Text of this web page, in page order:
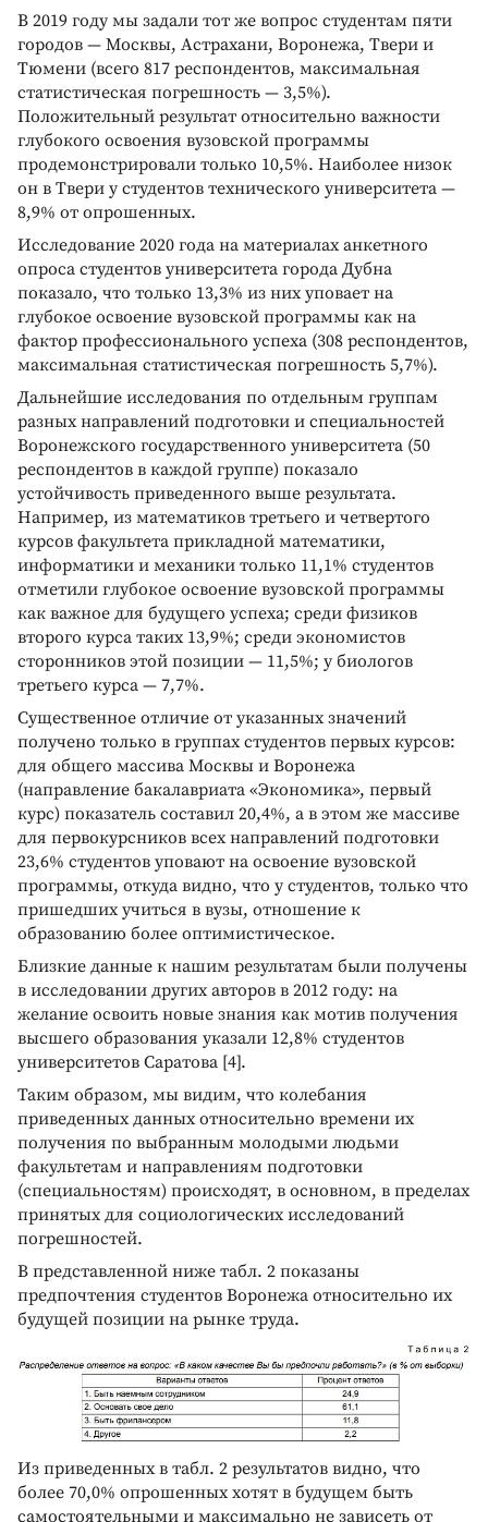
В 2019 году мы задали тот же вопрос студентам пяти
городов — Москвы, Астрахани, Воронежа, Твери и
Тюмени (всего 817 респондентов, максимальная
статистическая погрешность — 3,5%).
Положительный результат относительно важности
глубокого освоения вузовской программы
продемонстрировали только 10,5%. Наиболее низок
он в Твери у студентов технического университета —
8,9% от опрошенных.
Исследование 2020 года на материалах анкетного
опроса студентов университета города Дубна
показало, что только 13,3% из них уповает на
глубокое освоение вузовской программы как на
фактор профессионального успеха (308 респондентов,
максимальная статистическая погрешность 5,7%).
Дальнейшие исследования по отдельным группам
разных направлений подготовки и специальностей
Воронежского государственного университета (50
респондентов в каждой группе) показало
устойчивость приведенного выше результата.
Например, из математиков третьего и четвертого
курсов факультета прикладной математики,
информатики и механики только 11,1% студентов
отметили глубокое освоение вузовской программы
как важное для будущего успеха; среди физиков
второго курса таких 13,9%; среди экономистов
сторонников этой позиции — 11,5%; у биологов
третьего курса — 7,7%.
Существенное отличие от указанных значений
получено только в группах студентов первых курсов:
для общего массива Москвы и Воронежа
(направление бакалавриата «Экономика», первый
курс) показатель составил 20,4%, а в этом же массиве
для первокурсников всех направлений подготовки
23,6% студентов уповают на освоение вузовской
программы, откуда видно, что у студентов, только что
пришедших учиться в вузы, отношение к
образованию более оптимистическое.
Близкие данные к нашим результатам были получены
в исследовании других авторов в 2012 году: на
желание освоить новые знания как мотив получения
высшего образования указали 12,8% студентов
университетов Саратова [4].
Таким образом, мы видим, что колебания
приведенных данных относительно времени их
получения по выбранным молодыми людьми
факультетам и направлениям подготовки
(специальностям) происходят, в основном, в пределах
принятых для социологических исследований
погрешностей.
В представленной ниже табл. 2 показаны
предпочтения студентов Воронежа относительно их
будущей позиции на рынке труда.
Из приведенных в табл. 2 результатов видно, что
более 70,0% опрошенных хотят в будущем быть
самостоятельными и максимально не зависеть от